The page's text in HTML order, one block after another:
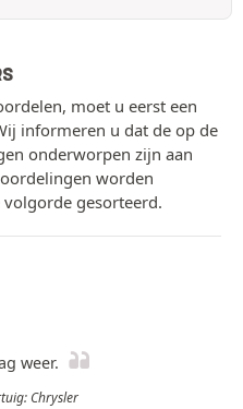
moet u eerst een
informeren u dat de op de
onderworpen zijn aan
worden
gesorteerd.
weer.
Chrysler